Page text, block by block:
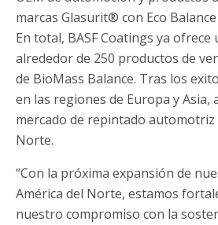
marcas Glasurit® con Eco
En total, BASF Coatings ya ofrece
alrededor de 250 productos de
de BioMass Balance. Tras los
en las regiones de Europa y Asia,
mercado de repintado automotriz
Norte.
“Con la próxima expansión de
América del Norte, estamos
nuestro compromiso con la